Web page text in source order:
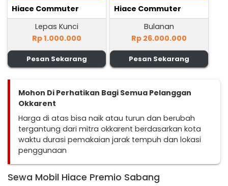
Hiace Commuter
Lepas Kunci
Rp 1.000.000
Pesan Sekarang
Hiace Commuter
Bulanan
Rp 26.000.000
Pesan Sekarang
Mohon Di Perhatikan Bagi Semua Pelanggan
Okkarent
Harga di atas bisa naik atau turun dan berubah
tergantung dari mitra okkarent berdasarkan kota
waktu durasi pemakaian jarak tempuh dan lokasi
penggunaan
Sewa Mobil Hiace Premio Sabang